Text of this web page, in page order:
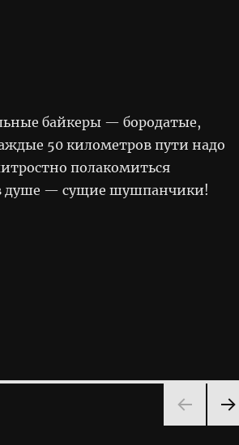
байкеры — бородатые,
50 километров пути надо
полакомиться
душе — сущие шушпанчики!